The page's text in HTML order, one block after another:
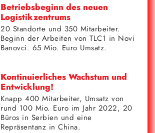
Betriebsbeginn des neuen
Logistikzentrums
20 Standorte und 350 Mitarbeiter.
Beginn der Arbeiten von TLC1 in Novi
Banovci. 65 Mio. Euro Umsatz.
Kontinuierliches Wachstum und
Entwicklung!
Knapp 400 Mitarbeiter, Umsatz von
rund 100 Mio. Euro im Jahr 2022, 20
Büros in Serbien und eine
Repräsentanz in China.